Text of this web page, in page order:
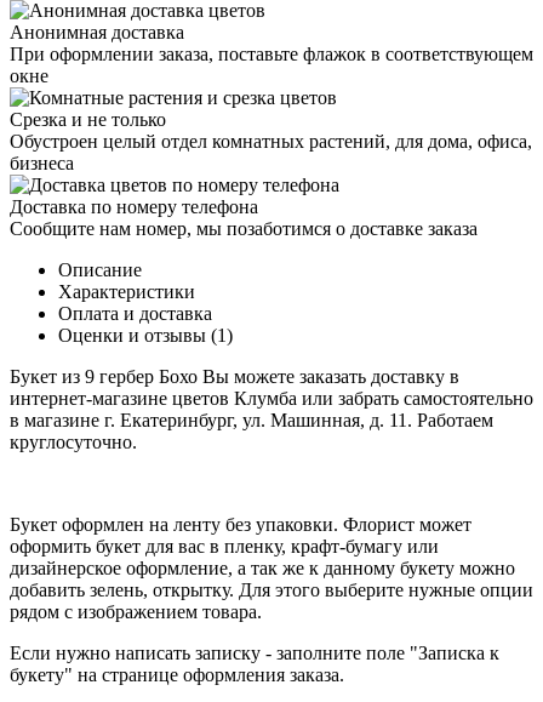
Анонимная доставка
При оформлении заказа, поставьте флажок в соответствующем
окне
Срезка и не только
Обустроен целый отдел комнатных растений, для дома, офиса,
бизнеса
Доставка по номеру телефона
Сообщите нам номер, мы позаботимся о доставке заказа
Описание
Характеристики
Оплата и доставка
Оценки и отзывы (1)
Букет из 9 гербер Бохо Вы можете заказать доставку в
интернет-магазине цветов Клумба или забрать самостоятельно
в магазине г. Екатеринбург, ул. Машинная, д. 11. Работаем
круглосуточно.
Букет оформлен на ленту без упаковки. Флорист может
оформить букет для вас в пленку, крафт-бумагу или
дизайнерское оформление, а так же к данному букету можно
добавить зелень, открытку. Для этого выберите нужные опции
рядом с изображением товара.
Если нужно написать записку - заполните поле "Записка к
букету" на странице оформления заказа.